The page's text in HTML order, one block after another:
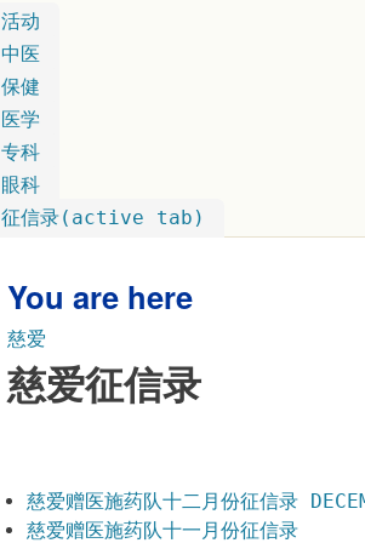
活动
中医
保健
医学
专科
眼科
征信录(active tab)
You are here
慈爱
慈爱征信录
慈爱赠医施药队十二月份征信录
慈爱赠医施药队十一月份征信录